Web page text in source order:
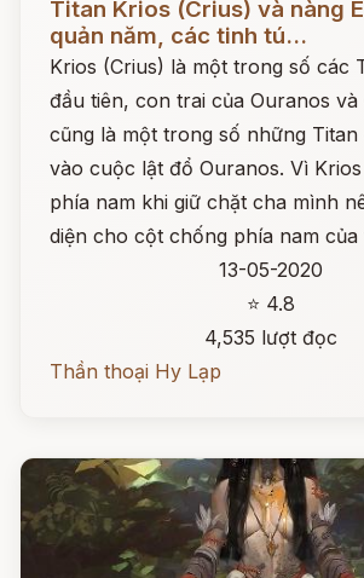
Titan Krios (Crius) và nàng
quản năm, các tinh tú...
Krios (Crius) là một trong số các
đầu tiên, con trai của Ouranos và
cũng là một trong số những Titan
vào cuộc lật đổ Ouranos. Vì
phía nam khi giữ chặt cha mình
diện cho cột chống phía nam của
13-05-2020
⭐ 4.8
4,535 lượt đọc
Thần thoại Hy Lạp